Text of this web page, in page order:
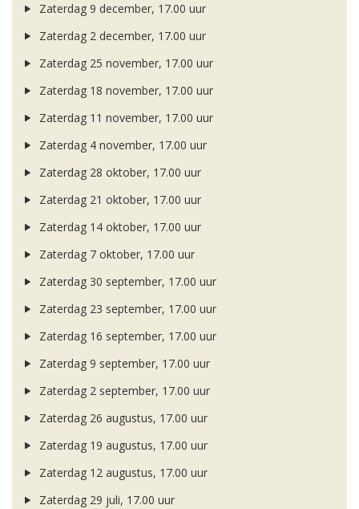
Zaterdag 9 december, 17.00 uur
Zaterdag 2 december, 17.00 uur
Zaterdag 25 november, 17.00 uur
Zaterdag 18 november, 17.00 uur
Zaterdag 11 november, 17.00 uur
Zaterdag 4 november, 17.00 uur
Zaterdag 28 oktober, 17.00 uur
Zaterdag 21 oktober, 17.00 uur
Zaterdag 14 oktober, 17.00 uur
Zaterdag 7 oktober, 17.00 uur
Zaterdag 30 september, 17.00 uur
Zaterdag 23 september, 17.00 uur
Zaterdag 16 september, 17.00 uur
Zaterdag 9 september, 17.00 uur
Zaterdag 2 september, 17.00 uur
Zaterdag 26 augustus, 17.00 uur
Zaterdag 19 augustus, 17.00 uur
Zaterdag 12 augustus, 17.00 uur
Zaterdag 29 juli, 17.00 uur